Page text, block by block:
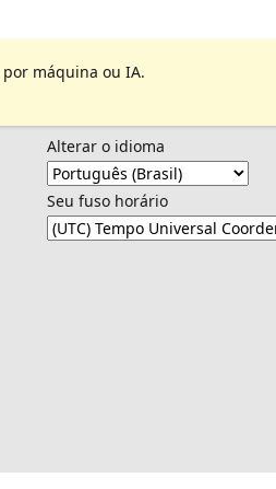
máquina ou IA.
Alterar o idioma
Seu fuso horário